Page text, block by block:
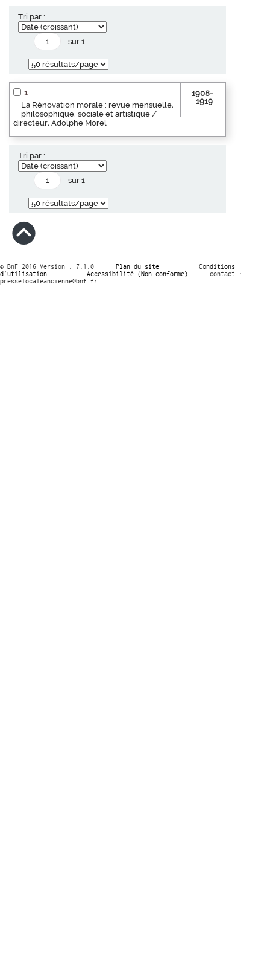
Tri par :
sur 1
1
La Rénovation morale : revue mensuelle,
philosophique, sociale et artistique /
directeur, Adolphe Morel
1908-
1919
Tri par :
sur 1
© BnF 2016 Version : 7.1.0 Plan du site
Conditions
d’utilisation
Accessibilité (Non conforme)
contact :
presselocaleancienne@bnf.fr